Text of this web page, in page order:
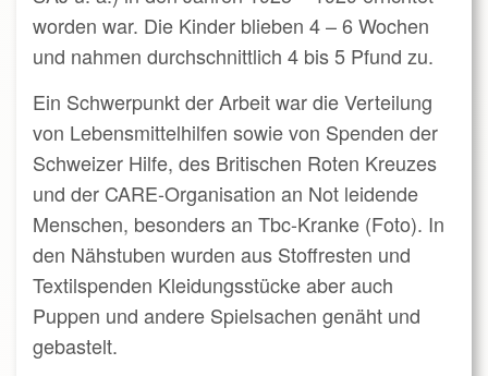
worden war. Die Kinder blieben 4 – 6 Wochen
und nahmen durchschnittlich 4 bis 5 Pfund zu.
Ein Schwerpunkt der Arbeit war die Verteilung
von Lebensmittelhilfen sowie von Spenden der
Schweizer Hilfe, des Britischen Roten Kreuzes
und der CARE-Organisation an Not leidende
Menschen, besonders an Tbc-Kranke (Foto). In
den Nähstuben wurden aus Stoffresten und
Textilspenden Kleidungsstücke aber auch
Puppen und andere Spielsachen genäht und
gebastelt.